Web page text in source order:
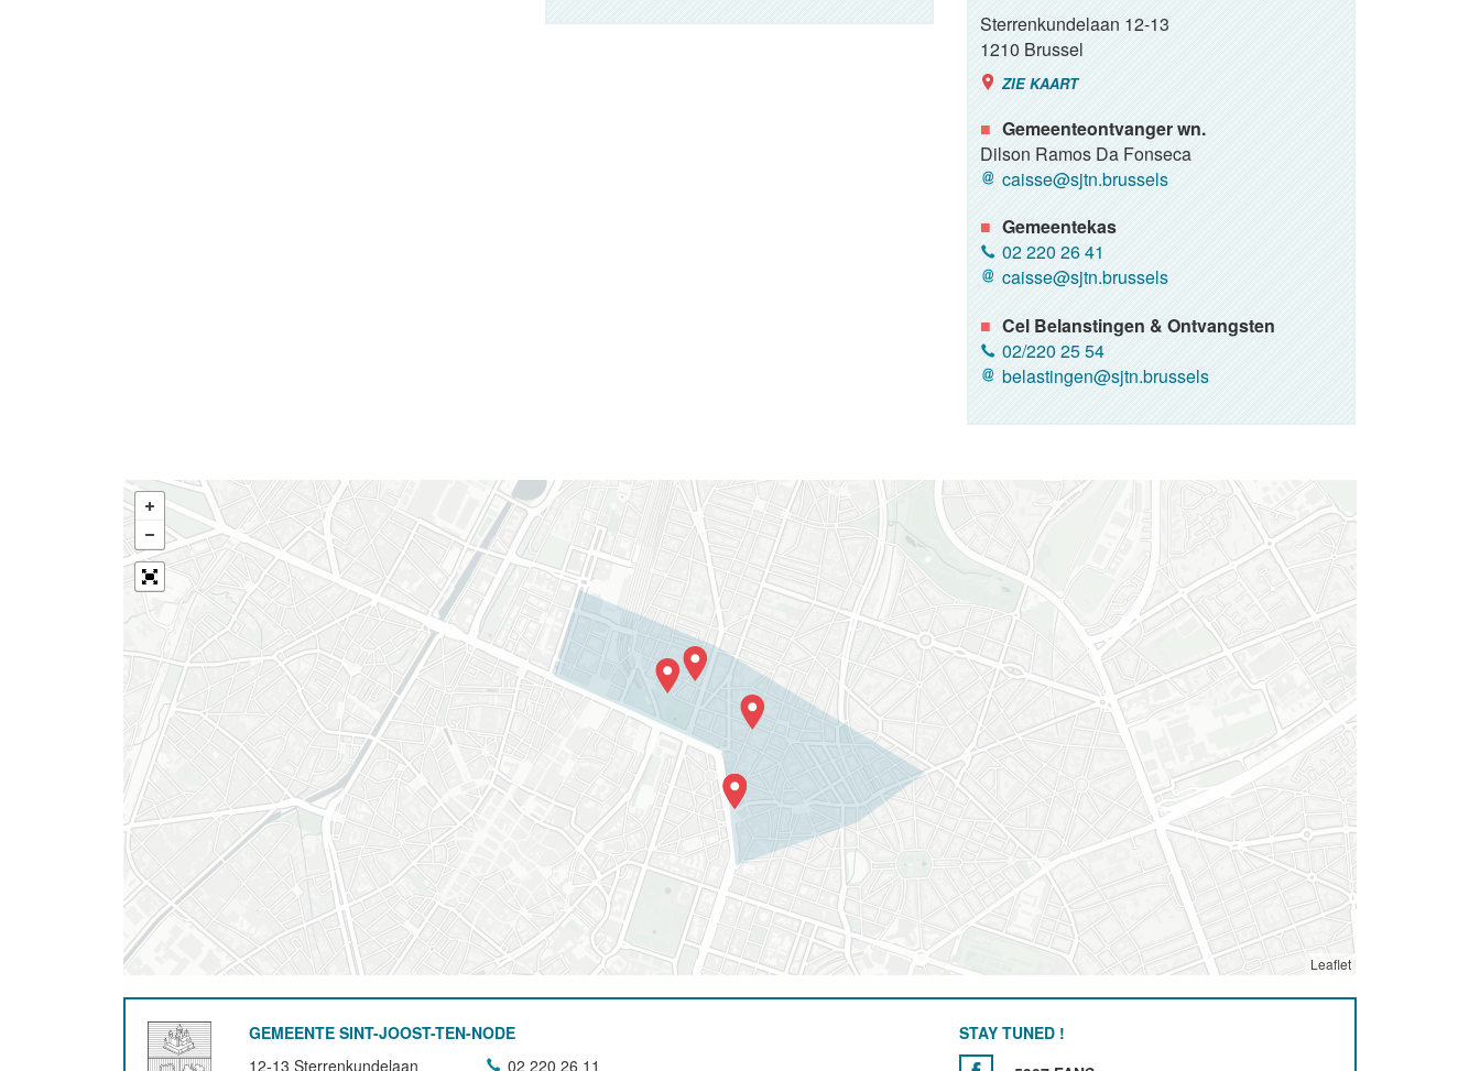
Sterrenkundelaan 12-13
1210Brussel
ZIE KAART
Gemeenteontvanger wn.
Dilson Ramos Da Fonseca
caisse@sjtn.brussels
Gemeentekas
02 220 26 41
caisse@sjtn.brussels
Cel Belanstingen & Ontvangsten
02/220 25 54
belastingen@sjtn.brussels
Leaflet
GEMEENTE SINT-JOOST-TEN-NODE
12-13 Sterrenkundelaan
02 220 26 11
STAY TUNED !